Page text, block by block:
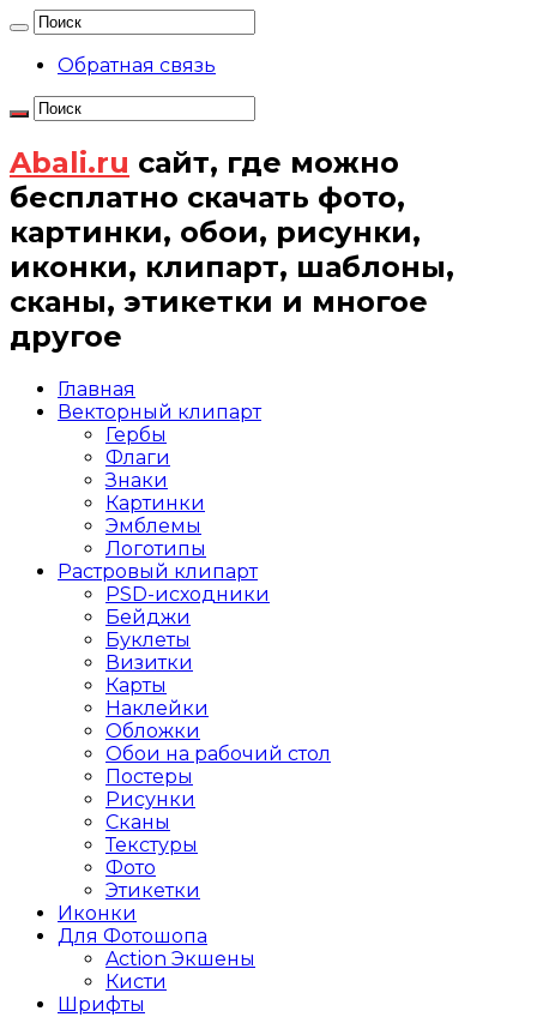
Обратная связь
Abali.ru сайт, где можно
бесплатно скачать фото,
картинки, обои, рисунки,
иконки, клипарт, шаблоны,
сканы, этикетки и многое
другое
Главная
Векторный клипарт
Гербы
Флаги
Знаки
Картинки
Эмблемы
Логотипы
Растровый клипарт
PSD-исходники
Бейджи
Буклеты
Визитки
Карты
Наклейки
Обложки
Обои на рабочий стол
Постеры
Рисунки
Сканы
Текстуры
Фото
Этикетки
Иконки
Для Фотошопа
Action Экшены
Кисти
Шрифты